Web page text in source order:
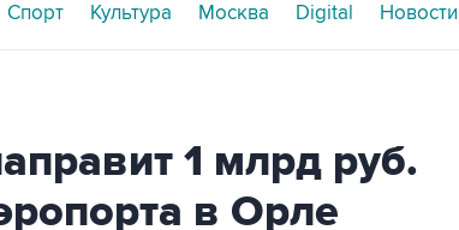
Спорт Культура Москва Digital Новости
1 млрд руб.
в Орле